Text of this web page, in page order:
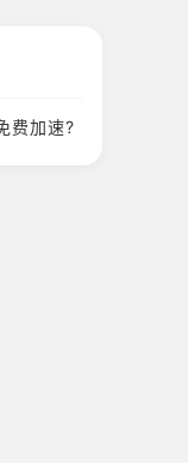
费加速?